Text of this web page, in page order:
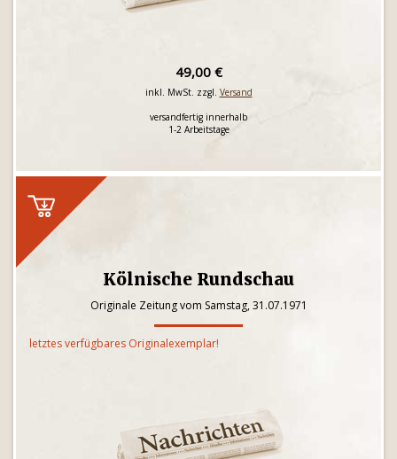
49,00 €
inkl. MwSt. zzgl. Versand
versandfertig innerhalb
1-2 Arbeitstage
Kölnische Rundschau
Originale Zeitung vom Samstag, 31.07.1971
letztes verfügbares Originalexemplar!